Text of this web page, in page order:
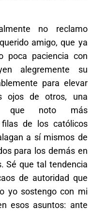
no reclamo
amigo, que ya
poca paciencia con
alegremente su
para elevar
ojos de otros, una
que noto más
de los católicos
a sí mismos de
para los demás en
Sé que tal tendencia
de autoridad que
yo sostengo con mi
esos asuntos: ante